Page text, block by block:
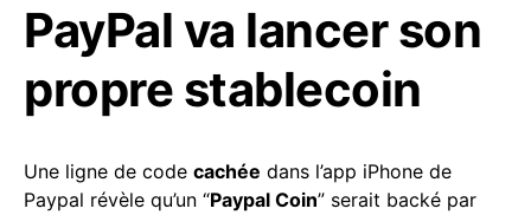
PayPal va lancer son
propre stablecoin
Une ligne de code cachée dans l’app iPhone de
Paypal révèle qu’un “Paypal Coin” serait backé par